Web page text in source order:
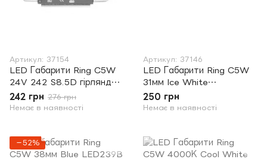
Артикул: 37154
LED Габарити Ring C5W
24V 242 S8.5D гірлянда
RB2426LED (7244)
242 грн 276 грн
Немає в наявності
Артикул: 37146
LED Габарити Ring C5W
31мм Ice White
RW2696LED (7114)
250 грн
Немає в наявності
−52%